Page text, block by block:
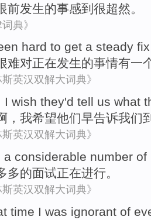
前发生的事感到 很超然 。
典》
hard to get a steady
难对正在发生的事情有一
斯英汉双解大词典》
I wish they'd tell us what
， 我希望他们早告诉我们
斯英汉双解大词典》
a considerable number of
多的面试正在进行。
斯英汉双解大词典》
time I was ignorant of